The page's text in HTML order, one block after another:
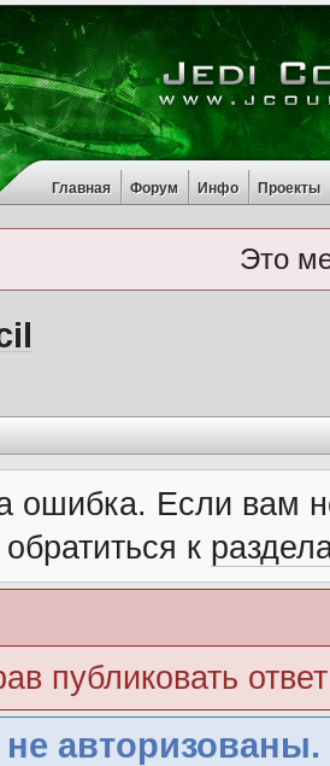
Главная Форум Инфо Проекты
Это
ошибка. Если вам
к
публиковать
авторизованы.